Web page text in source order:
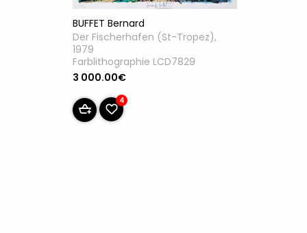
BUFFET Bernard
Der Fischerhafen (St-Tropez),
1979
Farblithographie LCD7829
3 000.00€
4